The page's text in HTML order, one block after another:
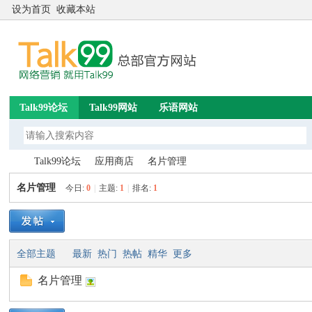
设为首页 收藏本站
Talk99论坛 Talk99网站 乐语网站
Ta»
Talk99论坛 应用商店 名片管理
名片管理 今日:0 主题: 1 排名: 1
全部主题 最新 热门 热帖 精华 更多
名片管理